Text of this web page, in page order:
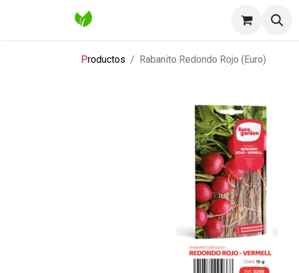
Contáctenos Blog
Productos Rabanito Redondo Rojo (Euro)